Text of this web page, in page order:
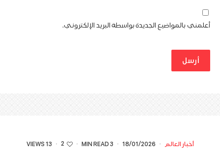
أعلمني بالمواضيع الجديدة بواسطة البريد الإلكتروني.
أخبار العالم ·
18/01/2026
·
3 MIN READ
·
2
·
13 VIEWS